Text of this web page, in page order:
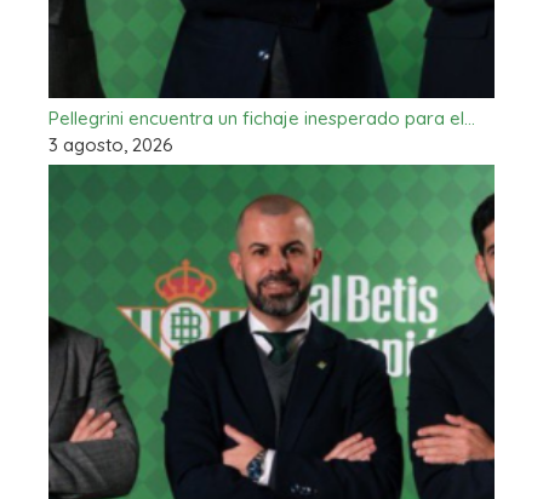
Pellegrini encuentra un fichaje inesperado para el…
3 agosto, 2026